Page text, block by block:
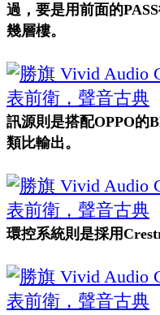
過，要是用前面的
幾層樓。
訊源則是搭配OPPO的
類比輸出。
環控系統則是採用